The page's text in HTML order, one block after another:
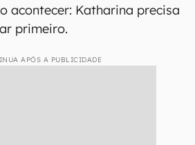
acontecer: Katharina precisa
primeiro.
APÓS A PUBLICIDADE